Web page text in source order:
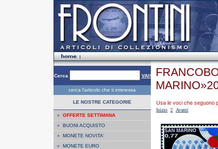
Cerca VAI!
cerca l'articolo che ti interessa
LE NOSTRE CATEGORIE
» OFFERTE SETTIMANA
» BUONI ACQUISTO
» MONETE NOVITA'
» MONETE EURO
Usa le voci che seguono
Inizio 2 Avanti